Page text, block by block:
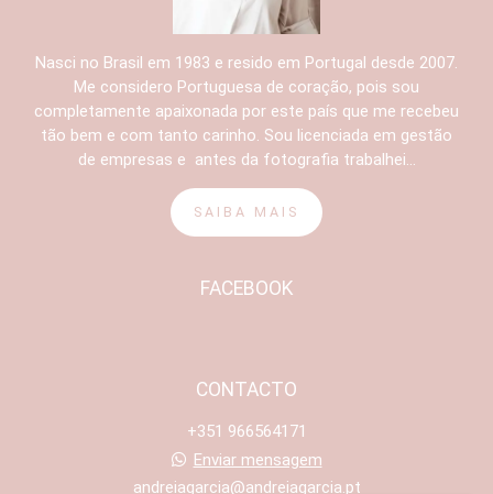
Nasci no Brasil em 1983 e resido em Portugal desde 2007.
Me considero Portuguesa de coração, pois sou
completamente apaixonada por este país que me recebeu
tão bem e com tanto carinho. Sou licenciada em gestão
de empresas e antes da fotografia trabalhei...
SAIBA MAIS
FACEBOOK
CONTACTO
+351 966564171
Enviar mensagem
andreiagarcia@andreiagarcia.pt